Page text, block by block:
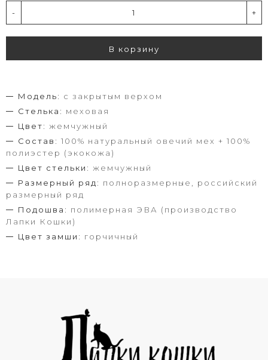
- +
В корзину
Модель: с закрытым верхом
Стелька: меховая
Цвет: жемчужный
Состав: 100% натуральный овечий мех + 100%
полиэстер (экокожа)
Цвет стельки: жемчужный
Размерный ряд: полноразмерные, российский
размерный ряд
Подошва: полимерная ЭВА (производство
Лапки Кошки)
Цвет замши: горчичный